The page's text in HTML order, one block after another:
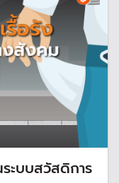
ะบบสวัสดิการ